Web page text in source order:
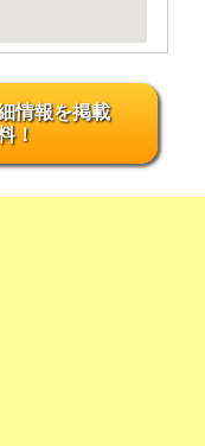
情報を掲載
！